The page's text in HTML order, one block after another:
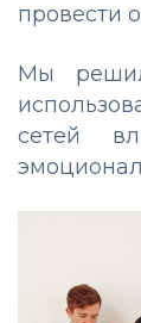
провести
Мы
сетей